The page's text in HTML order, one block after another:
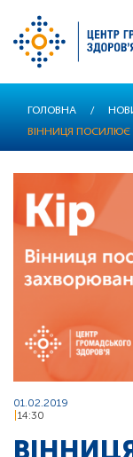
основного
ГОЛОВНА /
ВІННИЦЯ ПОСИЛЮЄ
01.02.2019
14:30